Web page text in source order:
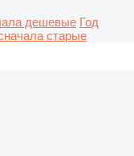
дешевые Год
старые